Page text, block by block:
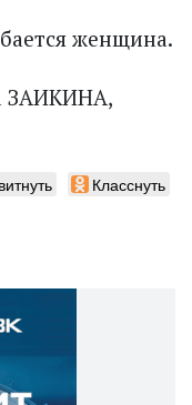
женщина.
ЗАИКИНА,
Класснуть